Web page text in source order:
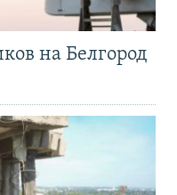
на Белгород